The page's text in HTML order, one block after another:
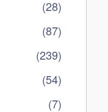
(28)
(87)
(239)
(54)
(7)